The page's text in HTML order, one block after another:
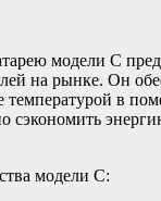
модели C
на рынке. Он
температурой в
сэкономить
модели C: